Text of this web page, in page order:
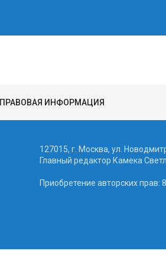
ПРАВОВАЯ ИНФОРМАЦИЯ
127015, г. Москва, ул.
Главный редактор Камека
Приобретение авторских прав: